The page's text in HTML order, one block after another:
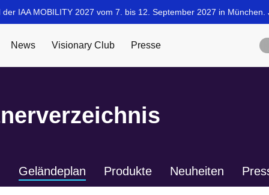
Geländeplan Produkte Neuheiten